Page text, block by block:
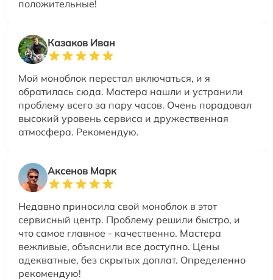
положительные!
Казаков Иван
Мой моноблок перестал включаться, и я
обратилась сюда. Мастера нашли и устранили
проблему всего за пару часов. Очень порадовал
высокий уровень сервиса и дружественная
атмосфера. Рекомендую.
Аксенов Марк
Недавно приносила свой моноблок в этот
сервисный центр. Проблему решили быстро, и
что самое главное - качественно. Мастера
вежливые, объяснили все доступно. Цены
адекватные, без скрытых доплат. Определенно
рекомендую!